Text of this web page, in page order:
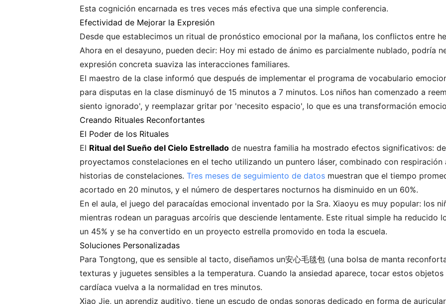
Esta cognición encarnada es tres veces más efectiva que una simple conferencia.
Efectividad de Mejorar la Expresión
Desde que establecimos un ritual de pronóstico emocional por la mañana, los conflictos entre
Ahora en el desayuno, pueden decir: Hoy mi estado de ánimo es parcialmente nublado, podría
expresión concreta suaviza las interacciones familiares.
El maestro de la clase informó que después de implementar el programa de vocabulario
para disputas en la clase disminuyó de 15 minutos a 7 minutos. Los niños han comenzado a
siento ignorado', y reemplazar gritar por 'necesito espacio', lo que es una transformación
Creando Rituales Reconfortantes
El Poder de los Rituales
El Ritual del Sueño del Cielo Estrellado de nuestra familia ha mostrado efectos significativos:
proyectamos constelaciones en el techo utilizando un puntero láser, combinado con
historias de constelaciones. Tres meses de seguimiento de datos muestran que el tiempo
acortado en 20 minutos, y el número de despertares nocturnos ha disminuido en un 60%.
En el aula, el juego del paracaídas emocional inventado por la Sra. Xiaoyu es muy popular: los
mientras rodean un paraguas arcoíris que desciende lentamente. Este ritual simple ha reducido
un 45% y se ha convertido en un proyecto estrella promovido en toda la escuela.
Soluciones Personalizadas
Para Tongtong, que es sensible al tacto, diseñamos un安心毛毯包 (una bolsa de manta
texturas y juguetes sensibles a la temperatura. Cuando la ansiedad aparece, tocar estos
cardíaca vuelva a la normalidad en tres minutos.
Xiao Jie, un aprendiz auditivo, tiene un escudo de ondas sonoras dedicado en forma de